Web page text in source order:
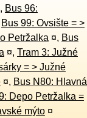
, Bus 96:
Bus 99: Ovsište = >
= > Depo Petržalka ¤, Bus
¤, Tram 3: Južné
= > Južné
¤, Bus N80: Hlavná
Depo Petržalka =
= > Trnavské mýto ¤